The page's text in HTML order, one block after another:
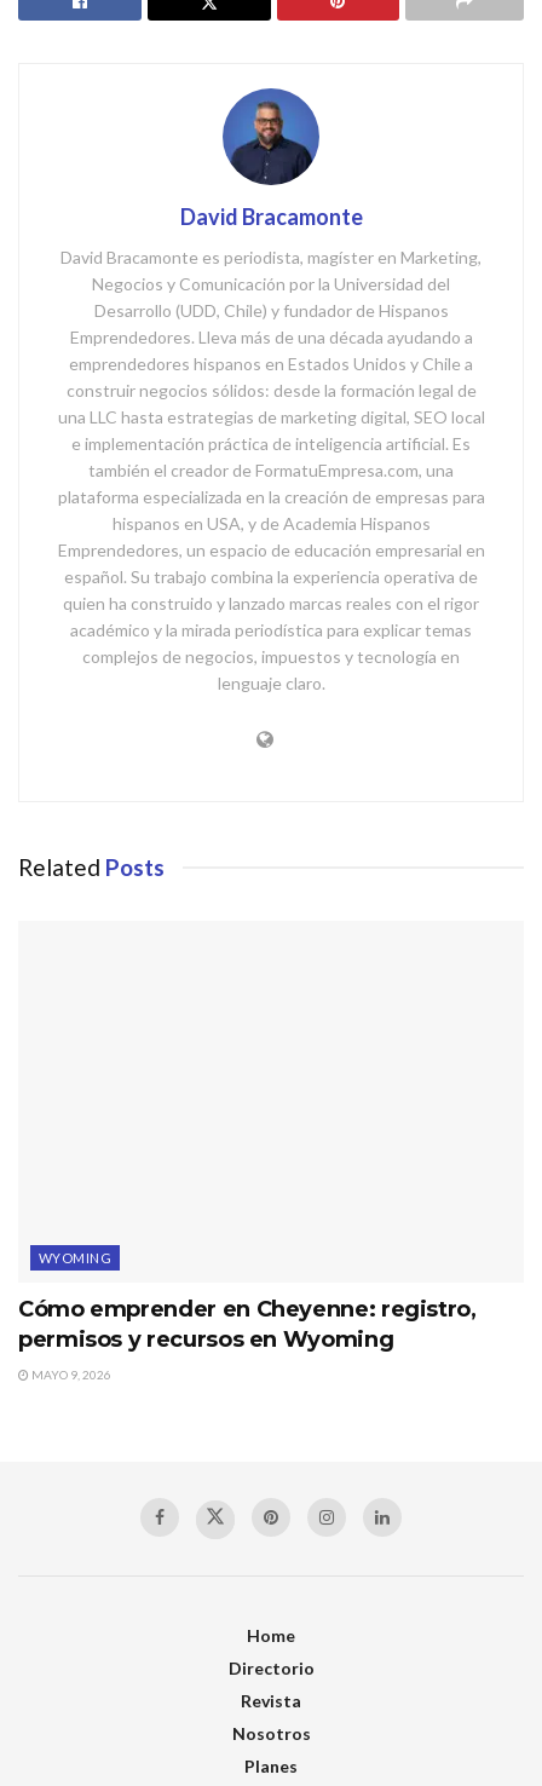
David Bracamonte
David Bracamonte es periodista, magíster en Marketing,
Negocios y Comunicación por la Universidad del
Desarrollo (UDD, Chile) y fundador de Hispanos
Emprendedores. Lleva más de una década ayudando a
emprendedores hispanos en Estados Unidos y Chile a
construir negocios sólidos: desde la formación legal de
una LLC hasta estrategias de marketing digital, SEO local
e implementación práctica de inteligencia artificial. Es
también el creador de FormatuEmpresa.com, una
plataforma especializada en la creación de empresas para
hispanos en USA, y de Academia Hispanos
Emprendedores, un espacio de educación empresarial en
español. Su trabajo combina la experiencia operativa de
quien ha construido y lanzado marcas reales con el rigor
académico y la mirada periodística para explicar temas
complejos de negocios, impuestos y tecnología en
lenguaje claro.
Related Posts
WYOMING
Cómo emprender en Cheyenne: registro,
permisos y recursos en Wyoming
MAYO 9, 2026
Home
Directorio
Revista
Nosotros
Planes